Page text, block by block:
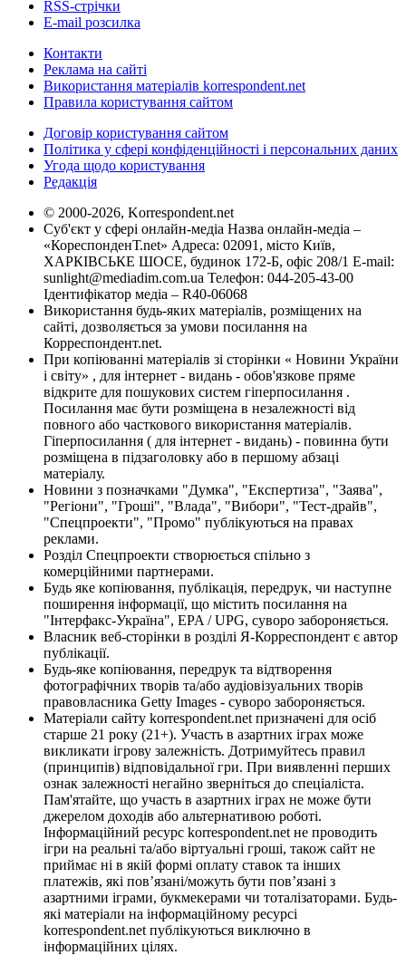
RSS-стрічки
E-mail розсилка
Контакти
Реклама на сайті
Використання матеріалів korrespondent.net
Правила користування сайтом
Договір користування сайтом
Політика у сфері конфіденційності і персональних даних
Угода щодо користування
Редакція
© 2000-2026, Korrespondent.net
Суб'єкт у сфері онлайн-медіа Назва онлайн-медіа –
«КореспонденТ.net» Адреса: 02091, місто Київ,
ХАРКІВСЬКЕ ШОСЕ, будинок 172-Б, офіс 208/1 E-mail:
sunlight@mediadim.com.ua Телефон: 044-205-43-00
Ідентифікатор медіа – R40-06068
Використання будь-яких матеріалів, розміщених на
сайті, дозволяється за умови посилання на
Корреспондент.net.
При копіюванні матеріалів зі сторінки « Новини України
і світу» , для інтернет - видань - обов'язкове пряме
відкрите для пошукових систем гіперпосилання .
Посилання має бути розміщена в незалежності від
повного або часткового використання матеріалів.
Гіперпосилання ( для інтернет - видань) - повинна бути
розміщена в підзаголовку або в першому абзаці
матеріалу.
Новини з позначками "Думка", "Експертиза", "Заява",
"Регіони", "Гроші", "Влада", "Вибори", "Тест-драйв",
"Спецпроекти", "Промо" публікуються на правах
реклами.
Розділ Спецпроекти створюється спільно з
комерційними партнерами.
Будь яке копіювання, публікація, передрук, чи наступне
поширення інформації, що містить посилання на
"Інтерфакс-Україна", EPA / UPG, суворо забороняється.
Власник веб-сторінки в розділі Я-Корреспондент є автор
публікації.
Будь-яке копіювання, передрук та відтворення
фотографічних творів та/або аудіовізуальних творів
правовласника Getty Images - суворо забороняється.
Матеріали сайту korrespondent.net призначені для осіб
старше 21 року (21+). Участь в азартних іграх може
викликати ігрову залежність. Дотримуйтесь правил
(принципів) відповідальної гри. При виявленні перших
ознак залежності негайно зверніться до спеціаліста.
Пам'ятайте, що участь в азартних іграх не може бути
джерелом доходів або альтернативою роботі.
Інформаційний ресурс korrespondent.net не проводить
ігри на реальні та/або віртуальні гроші, також сайт не
приймає ні в якій формі оплату ставок та інших
платежів, які пов’язані/можуть бути пов’язані з
азартними іграми, букмекерами чи тоталізаторами. Будь-
які матеріали на інформаційному ресурсі
korrespondent.net публікуються виключно в
інформаційних цілях.